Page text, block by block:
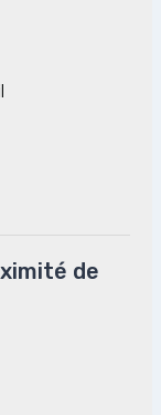
de